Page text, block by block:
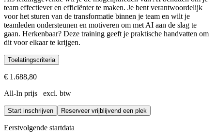
team effectiever en efficiënter te maken. Je bent verantwoordelijk
voor het sturen van de transformatie binnen je team en wilt je
teamleden ondersteunen en motiveren om met AI aan de slag te
gaan. Herkenbaar? Deze training geeft je praktische handvatten om
dit voor elkaar te krijgen.
Toelatingscriteria
Toelatingscriteria
Om deel te nemen aan deze training, is het belangrijk dat je over
Wil je als leidinggevenden een strategisch kader ontwikkelen rond
Wil je echt kennismaken met de praktische mogelijkheden van AI,
€ 1.688,80
All-In prijs excl. btw
Start inschrijven Reserveer vrijblijvend een plek
Eerstvolgende startdata